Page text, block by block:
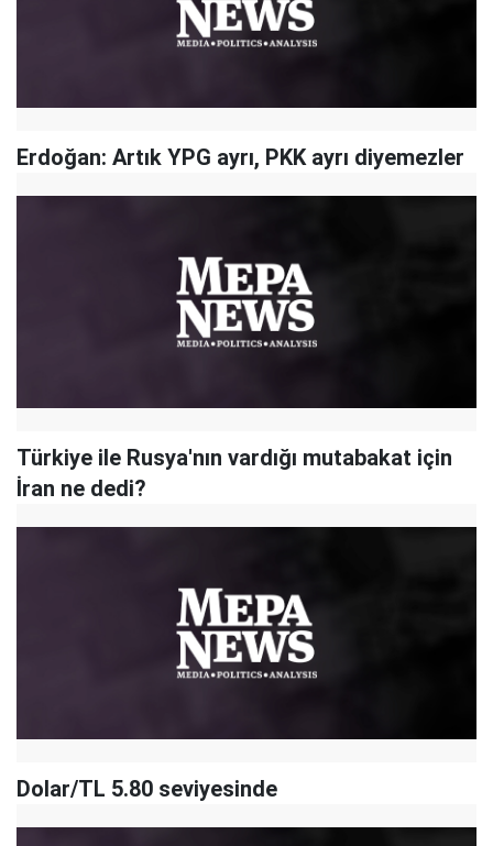
Erdoğan: Artık YPG ayrı, PKK ayrı diyemezler
Türkiye ile Rusya'nın vardığı mutabakat için
İran ne dedi?
Dolar/TL 5.80 seviyesinde